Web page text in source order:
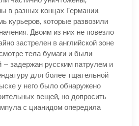
в разных концах Германии.
курьеров, которые развозили
Двоим из них не повезло
застрелен в английской зоне
тела бумаги и были
– задержан русским патрулем и
для более тщательной
у него было обнаружено
вещей, но допросить
с цианидом опередила